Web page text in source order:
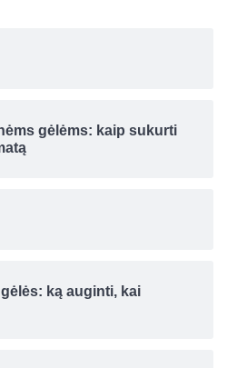
gėlėms: kaip sukurti
ką auginti, kai